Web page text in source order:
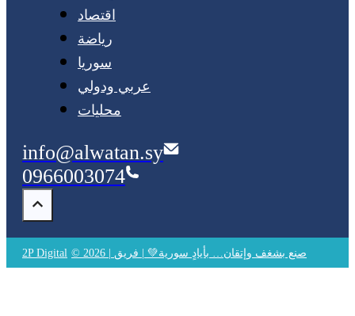
اقتصاد
رياضة
سوريا
عربي ودولي
محليات
info@alwatan.sy
0966003074
2P Digital © 2026 | صنع بشغف وإتقان… بأيادٍ سورية💚 | فريق